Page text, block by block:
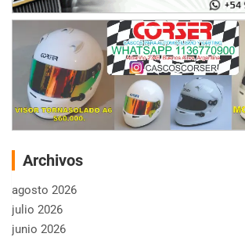
Archivos
agosto 2026
julio 2026
junio 2026